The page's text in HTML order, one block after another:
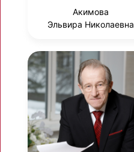
Акимова
Эльвира Николаевна